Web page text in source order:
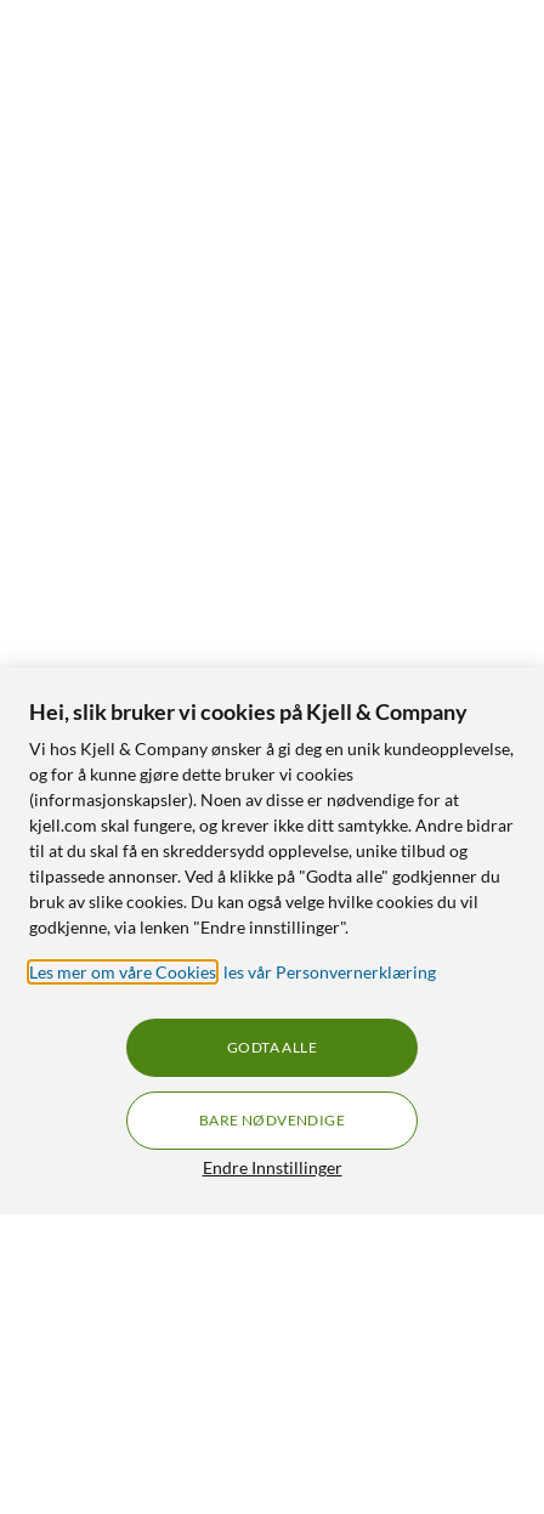
Hei, slik bruker vi cookies på Kjell & Company
Vi hos Kjell & Company ønsker å gi deg en unik kundeopplevelse,
og for å kunne gjøre dette bruker vi cookies
(informasjonskapsler). Noen av disse er nødvendige for at
kjell.com skal fungere, og krever ikke ditt samtykke. Andre bidrar
til at du skal få en skreddersydd opplevelse, unike tilbud og
tilpassede annonser. Ved å klikke på "Godta alle" godkjenner du
bruk av slike cookies. Du kan også velge hvilke cookies du vil
godkjenne, via lenken "Endre innstillinger".
Les mer om våre Cookies les vår Personvernerklæring
Endre Innstillinger
BARE NØDVENDIGE
GODTA ALLE